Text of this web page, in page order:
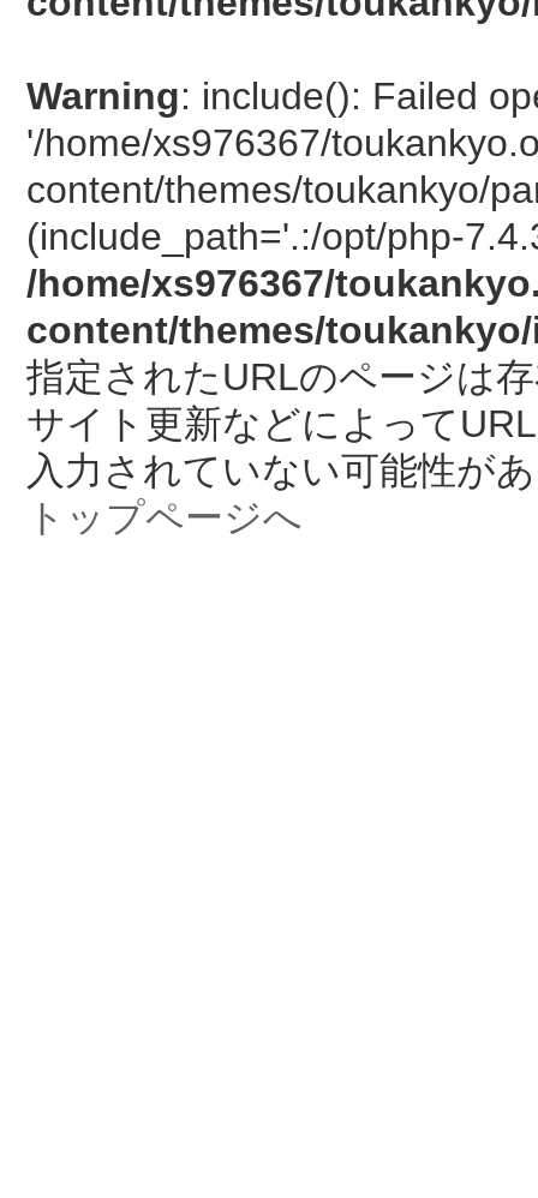
Warning: include(): Failed
'/home/xs976367/
content/themes/toukankyo/
(include_path='.:/opt/php-
/home/xs976367/
content/themes/
指定されたURLのページは
サイト更新などによって
入力されていない可能性が
トップページへ